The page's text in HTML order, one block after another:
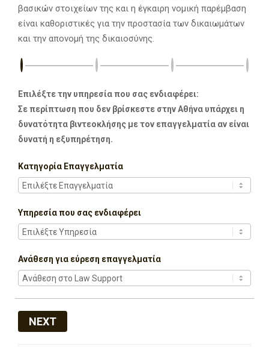
βασικών στοιχείων της και η έγκαιρη νομική παρέμβαση
είναι καθοριστικές για την προστασία των δικαιωμάτων
και την απονομή της δικαιοσύνης.
Επιλέξτε την υπηρεσία που σας ενδιαφέρει:
Σε περίπτωση που δεν βρίσκεστε στην Αθήνα υπάρχει η
δυνατότητα βιντεοκλήσης με τον επαγγελματία αν είναι
δυνατή η εξυπηρέτηση.
Κατηγορία Επαγγελματία
Υπηρεσία που σας ενδιαφέρει
Ανάθεση για εύρεση επαγγελματία
NEXT